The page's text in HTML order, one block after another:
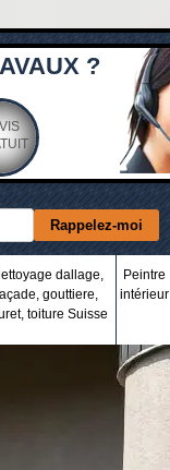
?
dallage,
gouttiere,
toiture Suisse
Peintre
intérieur